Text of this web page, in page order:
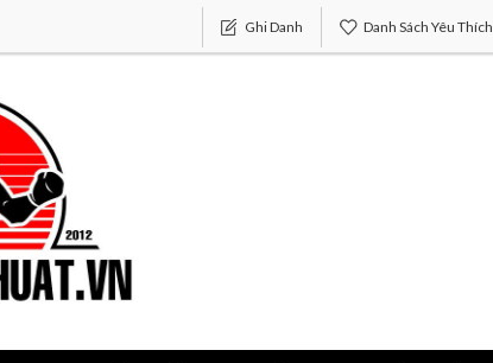
Ghi Danh Danh Sách Yêu Thích